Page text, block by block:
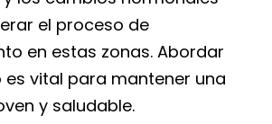
el proceso de
en estas zonas. Abordar
vital para mantener una
y saludable.